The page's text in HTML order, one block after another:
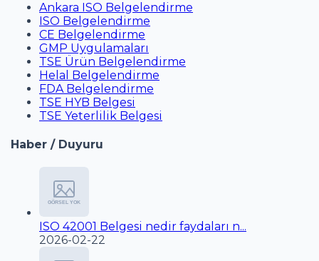
Ankara ISO Belgelendirme
ISO Belgelendirme
CE Belgelendirme
GMP Uygulamaları
TSE Ürün Belgelendirme
Helal Belgelendirme
FDA Belgelendirme
TSE HYB Belgesi
TSE Yeterlilik Belgesi
Haber / Duyuru
ISO 42001 Belgesi nedir faydaları n...
2026-02-22